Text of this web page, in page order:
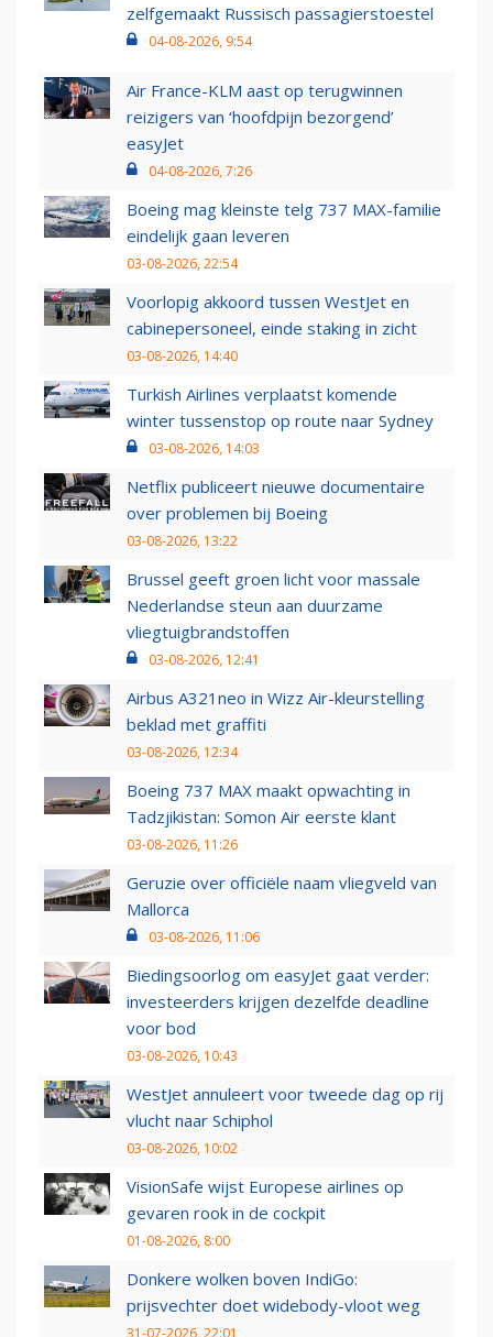
zelfgemaakt Russisch passagierstoestel
04-08-2026, 9:54
Air France-KLM aast op terugwinnen
reizigers van ‘hoofdpijn bezorgend’
easyJet
04-08-2026, 7:26
Boeing mag kleinste telg 737 MAX-familie
eindelijk gaan leveren
03-08-2026, 22:54
Voorlopig akkoord tussen WestJet en
cabinepersoneel, einde staking in zicht
03-08-2026, 14:40
Turkish Airlines verplaatst komende
winter tussenstop op route naar Sydney
03-08-2026, 14:03
Netflix publiceert nieuwe documentaire
over problemen bij Boeing
03-08-2026, 13:22
Brussel geeft groen licht voor massale
Nederlandse steun aan duurzame
vliegtuigbrandstoffen
03-08-2026, 12:41
Airbus A321neo in Wizz Air-kleurstelling
beklad met graffiti
03-08-2026, 12:34
Boeing 737 MAX maakt opwachting in
Tadzjikistan: Somon Air eerste klant
03-08-2026, 11:26
Geruzie over officiële naam vliegveld van
Mallorca
03-08-2026, 11:06
Biedingsoorlog om easyJet gaat verder:
investeerders krijgen dezelfde deadline
voor bod
03-08-2026, 10:43
WestJet annuleert voor tweede dag op rij
vlucht naar Schiphol
03-08-2026, 10:02
VisionSafe wijst Europese airlines op
gevaren rook in de cockpit
01-08-2026, 8:00
Donkere wolken boven IndiGo:
prijsvechter doet widebody-vloot weg